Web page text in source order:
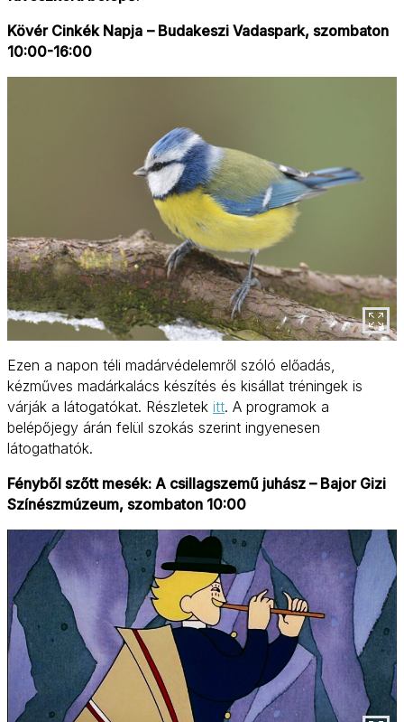
Kövér Cinkék Napja – Budakeszi Vadaspark, szombaton
10:00-16:00
Ezen a napon téli madárvédelemről szóló előadás,
kézműves madárkalács készítés és kisállat tréningek is
várják a látogatókat. Részletek itt. A programok a
belépőjegy árán felül szokás szerint ingyenesen
látogathatók.
Fényből szőtt mesék: A csillagszemű juhász – Bajor Gizi
Színészmúzeum, szombaton 10:00